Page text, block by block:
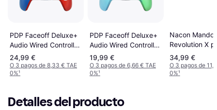
PDP Faceoff Deluxe+
Audio Wired Controller
- Mario
24,99 €
O 3 pagos de 8,33 € TAE
0%¹
PDP Faceoff Deluxe+
Audio Wired Controller
- Animal Crossing Tom
Nook
19,99 €
O 3 pagos de 6,66 € TAE
0%¹
Nacon Mando
Revolution X
Xbox
34,99 €
O 3 pagos de
0%¹
Detalles del producto